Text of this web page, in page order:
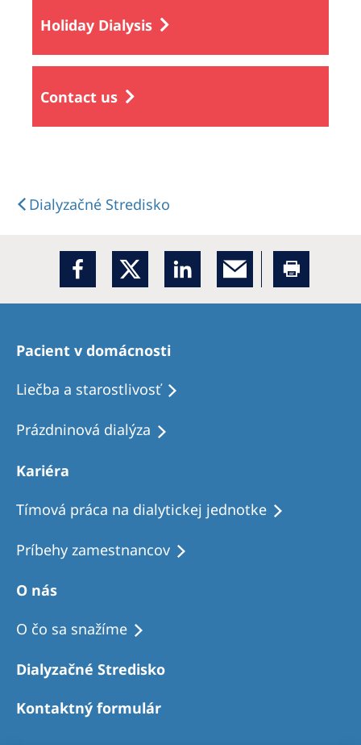
Holiday Dialysis
Contact us
Dialyzačné Stredisko
Pacient v domácnosti
Liečba a starostlivosť
Prázdninová dialýza
Kariéra
Tímová práca na dialytickej jednotke
Príbehy zamestnancov
O nás
O čo sa snažíme
Dialyzačné Stredisko
Kontaktný formulár